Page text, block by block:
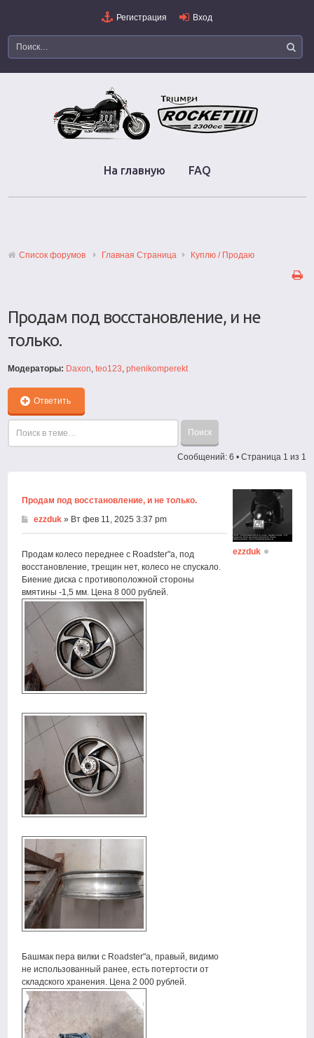
Регистрация Вход
На главную FAQ
Список форумов Главная Страница Куплю / Продаю
Продам под восстановление, и не
только.
Модераторы: Daxon,teo123,phenikomperekt
Ответить
Сообщений: 6 • Страница 1 из 1
Продам под восстановление, и не только.
ezzduk » Вт фев 11, 2025 3:37 pm
Продам колесо переднее с Roadster"а, под
восстановление, трещин нет, колесо не спускало.
Биение диска с противоположной стороны
вмятины -1,5 мм. Цена 8 000 рублей.
Башмак пера вилки с Roadster"а, правый, видимо
не использованный ранее, есть потертости от
складского хранения. Цена 2 000 рублей.
ezzduk